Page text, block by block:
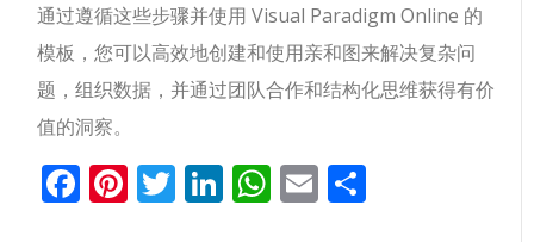
通过遵循这些步骤并使用 Visual Paradigm Online 的
模板，您可以高效地创建和使用亲和图来解决复杂问
题，组织数据，并通过团队合作和结构化思维获得有价
值的洞察。
Facebook
Pinterest
Twitter
LinkedIn
WhatsApp
Email